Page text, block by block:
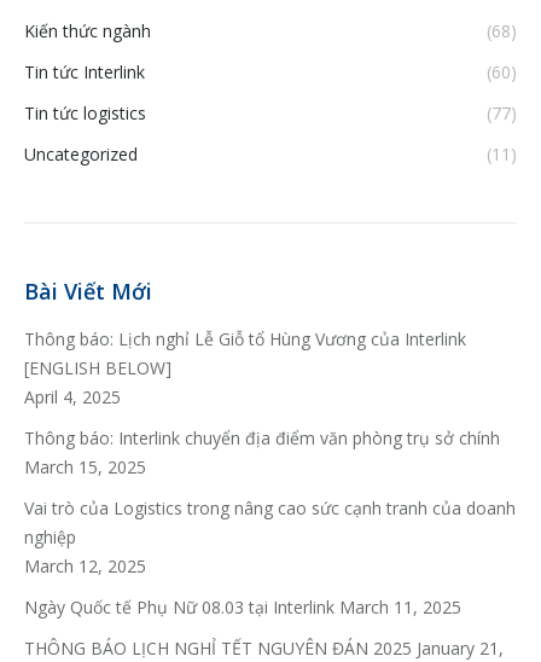
Kiến thức ngành
(68)
Tin tức Interlink
(60)
Tin tức logistics
(77)
Uncategorized
(11)
Bài Viết Mới
Thông báo: Lịch nghỉ Lễ Giỗ tổ Hùng Vương của Interlink
[ENGLISH BELOW]
April 4, 2025
Thông báo: Interlink chuyển địa điểm văn phòng trụ sở chính
March 15, 2025
Vai trò của Logistics trong nâng cao sức cạnh tranh của doanh
nghiệp
March 12, 2025
Ngày Quốc tế Phụ Nữ 08.03 tại Interlink March 11, 2025
THÔNG BÁO LỊCH NGHỈ TẾT NGUYÊN ĐÁN 2025 January 21,